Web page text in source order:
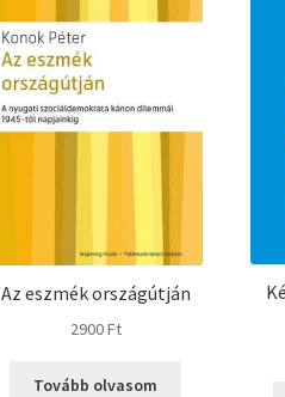
Az eszmék országútján
2900Ft
Tovább olvasom